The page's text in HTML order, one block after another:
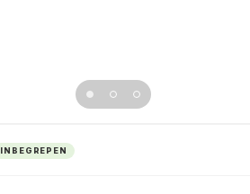
INBEGREPEN